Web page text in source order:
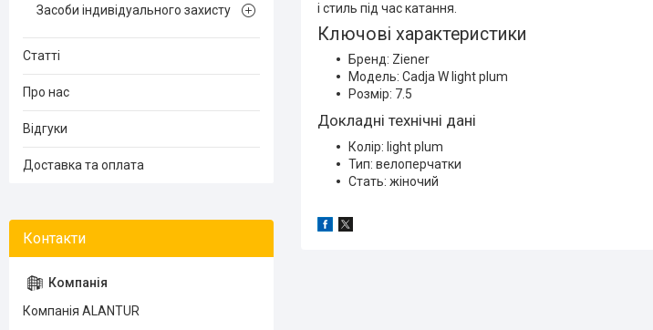
і стиль під час катання.
Ключові характеристики
Бренд: Ziener
Модель: Cadja W light plum
Розмір: 7.5
Докладні технічні дані
Колір: light plum
Тип: велоперчатки
Стать: жіночий
Засоби індивідуального захисту
Статті
Про нас
Відгуки
Доставка та оплата
Компанія ALANTUR